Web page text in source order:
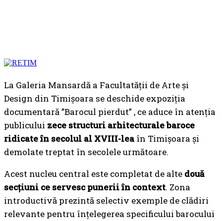
La Galeria Mansardă a Facultatății de Arte și
Design din Timișoara se deschide expoziția
documentară ”Barocul pierdut” , ce aduce în atenția
publicului zece structuri arhitecturale baroce
ridicate în secolul al XVIII-leaîn Timișoara și
demolate treptat în secolele următoare.
Acest nucleu central este completat de alte două
secțiuni ce servesc punerii în context. Zona
introductivă prezintă selectiv exemple de clădiri
relevante pentru înțelegerea specificului barocului